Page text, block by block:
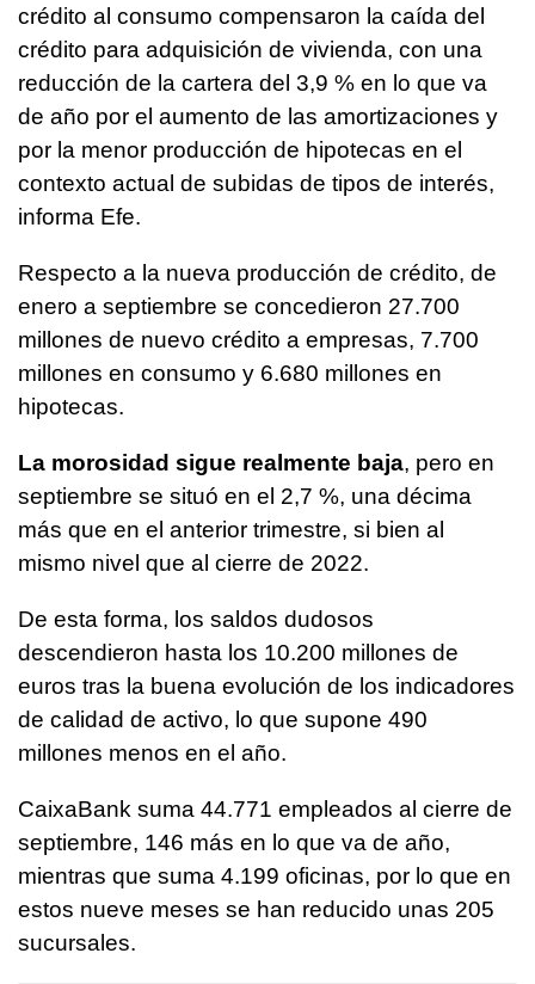
crédito al consumo compensaron la caída del
crédito para adquisición de vivienda, con una
reducción de la cartera del 3,9 % en lo que va
de año por el aumento de las amortizaciones y
por la menor producción de hipotecas en el
contexto actual de subidas de tipos de interés,
informa Efe.
Respecto a la nueva producción de crédito, de
enero a septiembre se concedieron 27.700
millones de nuevo crédito a empresas, 7.700
millones en consumo y 6.680 millones en
hipotecas.
La morosidad sigue realmente baja, pero en
septiembre se situó en el 2,7 %, una décima
más que en el anterior trimestre, si bien al
mismo nivel que al cierre de 2022.
De esta forma, los saldos dudosos
descendieron hasta los 10.200 millones de
euros tras la buena evolución de los indicadores
de calidad de activo, lo que supone 490
millones menos en el año.
CaixaBank suma 44.771 empleados al cierre de
septiembre, 146 más en lo que va de año,
mientras que suma 4.199 oficinas, por lo que en
estos nueve meses se han reducido unas 205
sucursales.